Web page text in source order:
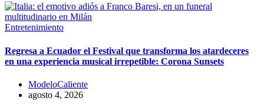
Entretenimiento
Regresa a Ecuador el Festival que transforma los atardeceres
en una experiencia musical irrepetible: Corona Sunsets
ModeloCaliente
agosto 4, 2026